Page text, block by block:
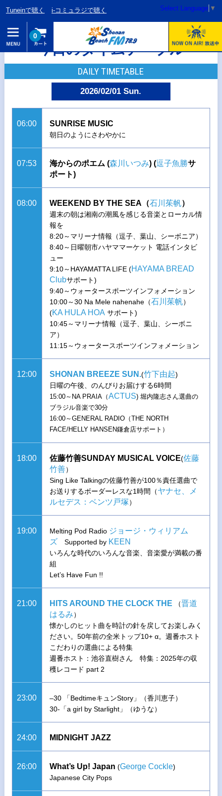
Tuneinで聴く i-コミュラジで聴く Select Language ▼
0
今日のタイムテーブル
DAILY TIMETABLE
2026/02/01 Sun.
06:00 SUNRISE MUSIC
朝日のようにさわやかに
07:53 海からのポエム (森川いつみ) (逗子魚勝サ
ポート)
08:00 WEEKEND BY THE SEA（石川茱帆）
週末の朝は湘南の潮風を感じる音楽とローカル情
報を
8:20～マリーナ情報（逗子、葉山、シーボニア）
8:40～日曜朝市ハヤママーケット 電話インタビ
ュー
9:10～HAYAMATTA LIFE (HAYAMA BREAD
Clubサポート)
9:40～ウォータースポーツインフォメーション
10:00～30 Na Mele nahenahe（石川茱帆）
(KA HULA HOA サポート)
10:45～マリーナ情報（逗子、葉山、シーボニ
ア）
11:15～ウォータースポーツインフォメーション
12:00 SHONAN BREEZE SUN.(竹下由起)
日曜の午後、のんびりお届けする6時間
15:00～NA PRAIA（ACTUS) 堀内隆志さん選曲の
ブラジル音楽で30分
16:00～GENERAL RADIO（THE NORTH
FACE/HELLY HANSEN鎌倉店サポート）
18:00 佐藤竹善SUNDAY MUSICAL VOICE(佐藤
竹善）
Sing Like Talkingの佐藤竹善が100％責任選曲で
お送りするボーダーレスな1時間（ヤナセ、メ
ルセデス：ベンツ戸塚）
19:00 Melting Pod Radio ジョージ・ウィリアム
ズ Supported by KEEN
いろんな時代のいろんな音楽、音楽愛が満載の番
組
Let’s Have Fun !!
21:00 HITS AROUND THE CLOCK THE （晋道
はるみ）
懐かしのヒット曲を時計の針を戻してお楽しみく
ださい。50年前の全米トップ10+ α。週番ホスト
こだわりの選曲による特集
週番ホスト：池谷直樹さん 特集：2025年の収
穫レコード part 2
23:00
–30 「BedtimeキュンStory」（香川恵子）
30-「a girl by Starlight」（ゆうな）
24:00 MIDNIGHT JAZZ
26:00 What’s Up! Japan (George Cockle)
Japanese City Pops